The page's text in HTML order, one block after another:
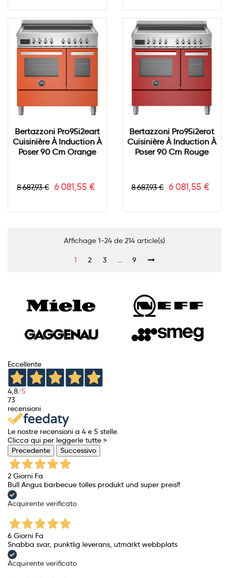
Bertazzoni Pro95i2eart
Cuisinière À Induction À
Poser 90 Cm Orange
Prix
8 687,93 € Prix
6 081,55 €
Bertazzoni Pro95i2erot
Cuisinière À Induction À
Poser 90 Cm Rouge
Prix
8 687,93 € Prix
6 081,55 €
Affichage 1-24 de 214 article(s)
1 2 3 … 9
Eccellente
4,8/5
73
recensioni
Le nostre recensioni a 4 e 5 stelle.
Clicca qui per leggerle tutte >
Precedente
Successivo
2 Giorni Fa
Bull Angus barbecue tolles produkt und super preis!!
Acquirente verificato
6 Giorni Fa
Snabba svar, punktlig leverans, utmärkt webbplats
Acquirente verificato